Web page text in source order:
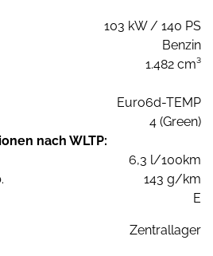
103 kW / 140 PS
Benzin
1.482 cm³
Euro6d-TEMP
4 (Green)
nach WLTP:
6,3 l/100km
143 g/km
E
Zentrallager